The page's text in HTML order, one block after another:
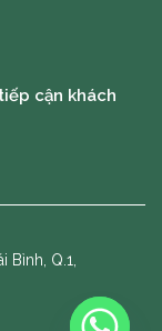
cận khách
Q.1,